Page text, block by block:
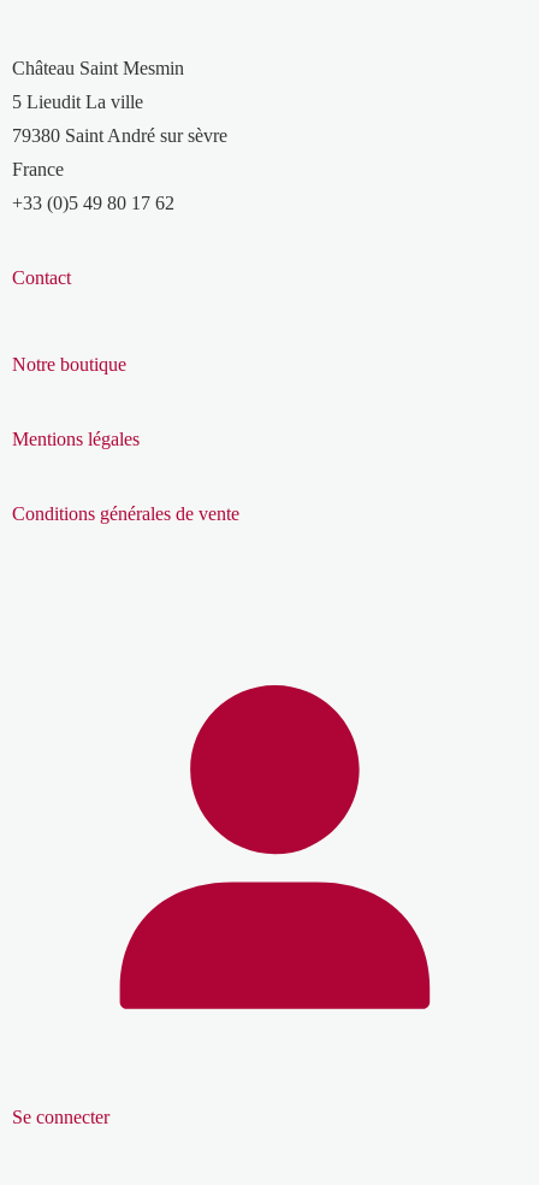
Château Saint Mesmin
5 Lieudit La ville
79380 Saint André sur sèvre
France
+33 (0)5 49 80 17 62
Contact
Notre boutique
Mentions légales
Conditions générales de vente
Se connecter